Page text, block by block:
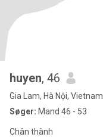
huyen, 46
Gia Lam, Hà Nội, Vietnam
Søger: Mand 46 - 53
Chân thành